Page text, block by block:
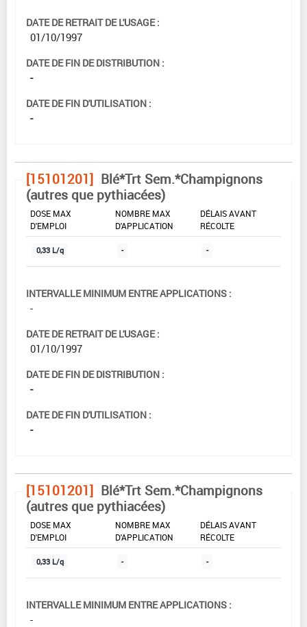
DATE DE RETRAIT DE L'USAGE :
01/10/1997
DATE DE FIN DE DISTRIBUTION :
-
DATE DE FIN D'UTILISATION :
-
[15101201] Blé*Trt Sem.*Champignons
(autres que pythiacées)
DOSE MAX
D'EMPLOI
NOMBRE MAX
D'APPLICATION
DÉLAIS AVANT
RÉCOLTE
0,33 L/q - -
INTERVALLE MINIMUM ENTRE APPLICATIONS :
-
DATE DE RETRAIT DE L'USAGE :
01/10/1997
DATE DE FIN DE DISTRIBUTION :
-
DATE DE FIN D'UTILISATION :
-
[15101201] Blé*Trt Sem.*Champignons
(autres que pythiacées)
DOSE MAX
D'EMPLOI
NOMBRE MAX
D'APPLICATION
DÉLAIS AVANT
RÉCOLTE
0,33 L/q - -
INTERVALLE MINIMUM ENTRE APPLICATIONS :
-